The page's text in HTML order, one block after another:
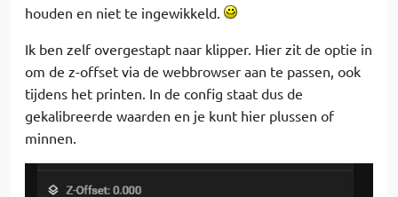
houden en niet te ingewikkeld.
Ik ben zelf overgestapt naar klipper. Hier zit de optie in
om de z-offset via de webbrowser aan te passen, ook
tijdens het printen. In de config staat dus de
gekalibreerde waarden en je kunt hier plussen of
minnen.